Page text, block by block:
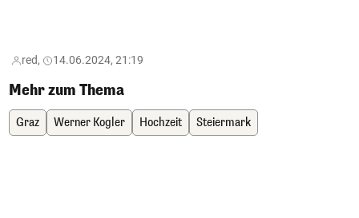
red, 14.06.2024, 21:19
Mehr zum Thema
Graz Werner Kogler Hochzeit Steiermark